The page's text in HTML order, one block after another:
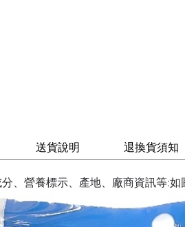
送貨說明 退換貨須知
、營養標示、產地、廠商資訊等:如